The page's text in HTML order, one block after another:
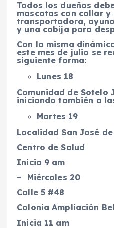
Todos los dueños
mascotas con collar y
transportadora,
y una cobija para
Con la misma
este mes de julio se
siguiente forma:
Lunes 18
Comunidad de Sotelo
iniciando también a
Martes 19
Localidad San José
Centro de Salud
Inicia 9 am
– Miércoles 20
Calle 5 #48
Colonia Ampliación
Inicia 11 am